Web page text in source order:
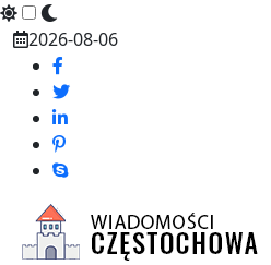
Skip
content
2026-08-06